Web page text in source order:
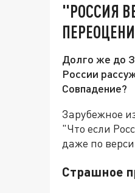
"РОССИЯ
Долго же до
России
Совпадение?
Зарубежное
"Что если
даже по
Страшное